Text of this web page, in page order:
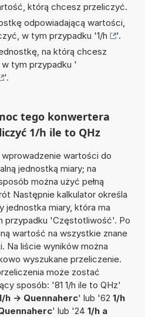
którą chcesz przeliczyć.
odpowiadającą wartości,
w tym przypadku '1/h
'.
na którą chcesz
tym przypadku '
'.
tego konwertera
1/h ile to QHz
wartości do
jednostką miary; na
można użyć pełną
Następnie kalkulator określa
jednostka miary, która ma
przypadku 'Częstotliwość'. Po
wartość na wszystkie znane
Na liście wyników można
wyszukane przeliczenie.
może zostać
sposób: '81 1/h ile to QHz'
h -> Quennaherc' lub '62 1/h
' lub '24 1/h a